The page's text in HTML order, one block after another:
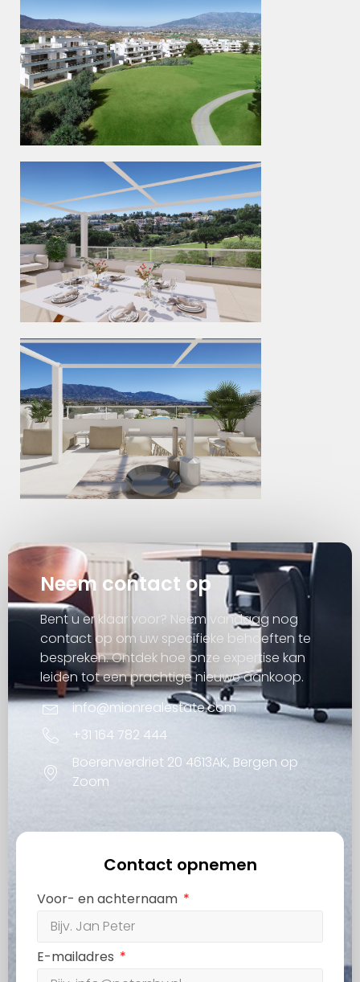
Neem contact op
Bent u er klaar voor? Neem vandaag nog
contact op om uw specifieke behoeften te
bespreken. Ontdek hoe onze expertise kan
leiden tot een prachtige nieuwe aankoop.
info@mionrealestate.com
+31 164 782 444
Boerenverdriet 20 4613AK, Bergen op
Zoom
Contact opnemen
Voor- en achternaam
E-mailadres